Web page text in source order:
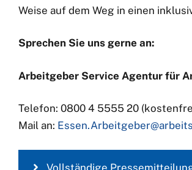
Weise auf dem Weg in einen
Sprechen Sie uns gerne an:
Arbeitgeber Service Agentur für
Telefon: 0800 4 5555 20
Mail an:
Vollständige